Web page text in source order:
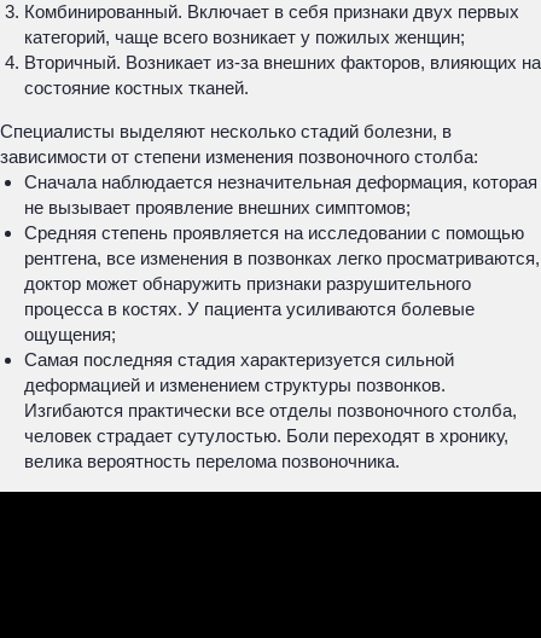
Комбинированный. Включает в себя признаки двух первых
категорий, чаще всего возникает у пожилых женщин;
Вторичный. Возникает из-за внешних факторов, влияющих на
состояние костных тканей.
Специалисты выделяют несколько стадий болезни, в
зависимости от степени изменения позвоночного столба:
Сначала наблюдается незначительная деформация, которая
не вызывает проявление внешних симптомов;
Средняя степень проявляется на исследовании с помощью
рентгена, все изменения в позвонках легко просматриваются,
доктор может обнаружить признаки разрушительного
процесса в костях. У пациента усиливаются болевые
ощущения;
Самая последняя стадия характеризуется сильной
деформацией и изменением структуры позвонков.
Изгибаются практически все отделы позвоночного столба,
человек страдает сутулостью. Боли переходят в хронику,
велика вероятность перелома позвоночника.